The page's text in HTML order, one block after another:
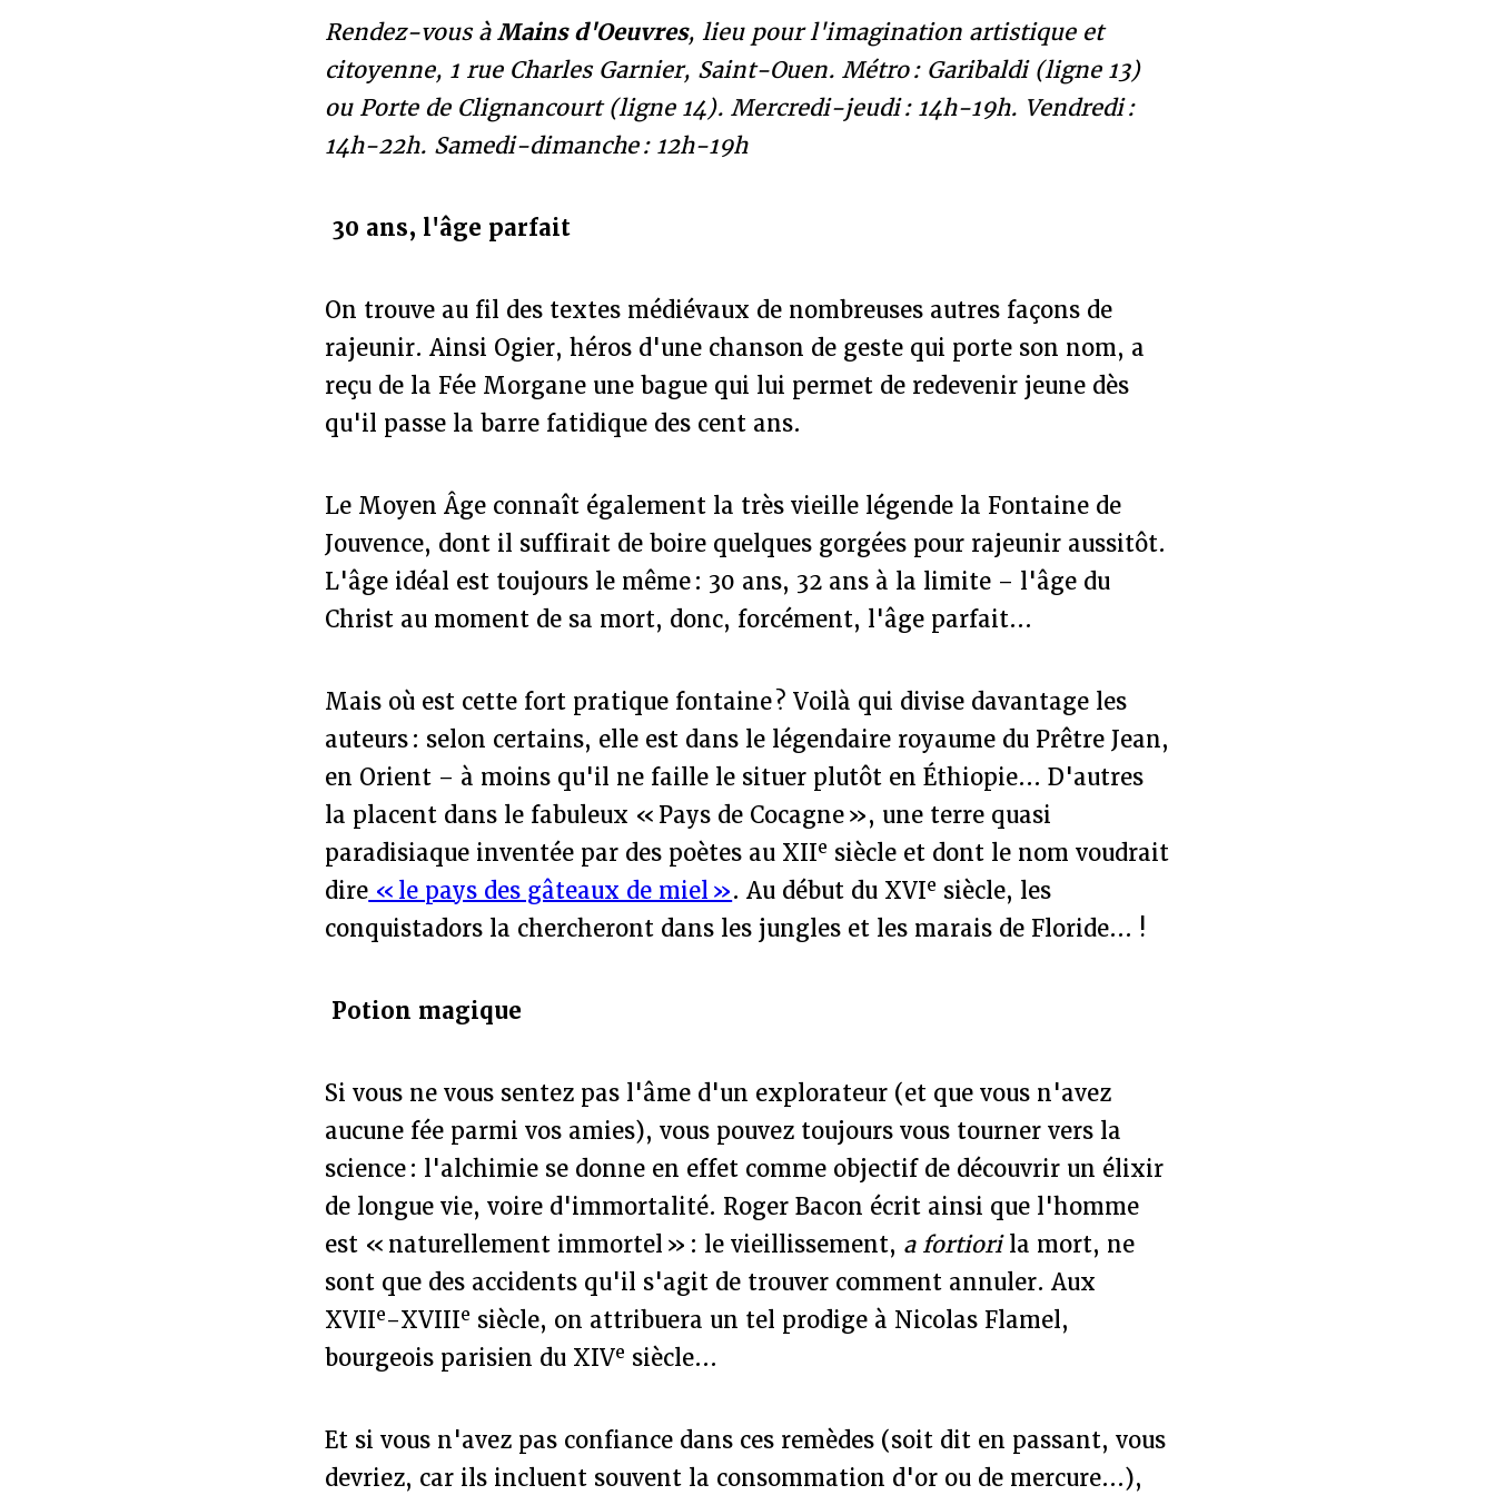
Rendez-vous àMains d'Oeuvres, lieu pour l'imagination artistique et
citoyenne, 1 rue Charles Garnier, Saint-Ouen. Métro : Garibaldi (ligne 13)
ou Porte de Clignancourt (ligne 14). Mercredi-jeudi : 14h-19h. Vendredi :
14h-22h. Samedi-dimanche : 12h-19h
30 ans, l'âge parfait
On trouve au fil des textes médiévaux de nombreuses autres façons de
rajeunir. Ainsi Ogier, héros d'une chanson de geste qui porte son nom, a
reçu de la Fée Morgane une bague qui lui permet de redevenir jeune dès
qu'il passe la barre fatidique des cent ans.
Le Moyen Âge connaît également la très vieille légende la Fontaine de
Jouvence, dont il suffirait de boire quelques gorgées pour rajeunir aussitôt.
L'âge idéal est toujours le même : 30 ans, 32 ans à la limite – l'âge du
Christ au moment de sa mort, donc, forcément, l'âge parfait...
Mais où est cette fort pratique fontaine ? Voilà qui divise davantage les
auteurs : selon certains, elle est dans le légendaire royaume du Prêtre Jean,
en Orient – à moins qu'il ne faille le situer plutôt en Éthiopie... D'autres
la placent dans le fabuleux « Pays de Cocagne », une terre quasi
paradisiaque inventée par des poètes au XIIe siècle et dont le nom voudrait
dire « le pays des gâteaux de miel ». Au début du XVIe siècle, les
conquistadors la chercheront dans les jungles et les marais de Floride... !
Potion magique
Si vous ne vous sentez pas l'âme d'un explorateur (et que vous n'avez
aucune fée parmi vos amies), vous pouvez toujours vous tourner vers la
science : l'alchimie se donne en effet comme objectif de découvrir un élixir
de longue vie, voire d'immortalité. Roger Bacon écrit ainsi que l'homme
est « naturellement immortel » : le vieillissement, a fortiorila mort, ne
sont que des accidents qu'il s'agit de trouver comment annuler. Aux
XVIIe-XVIIIe siècle, on attribuera un tel prodige à Nicolas Flamel,
bourgeois parisien du XIVe siècle...
Et si vous n'avez pas confiance dans ces remèdes (soit dit en passant, vous
devriez, car ils incluent souvent la consommation d'or ou de mercure...),